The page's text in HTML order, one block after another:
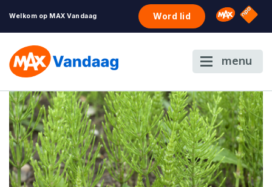
Welkom op MAX Vandaag Word lid Omroep
NPO
menu